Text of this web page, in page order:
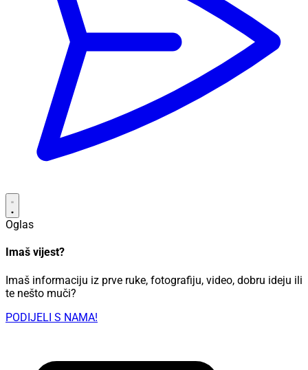
Oglas
Imaš vijest?
Imaš informaciju iz prve ruke, fotografiju, video, dobru ideju ili
te nešto muči?
PODIJELI S NAMA!